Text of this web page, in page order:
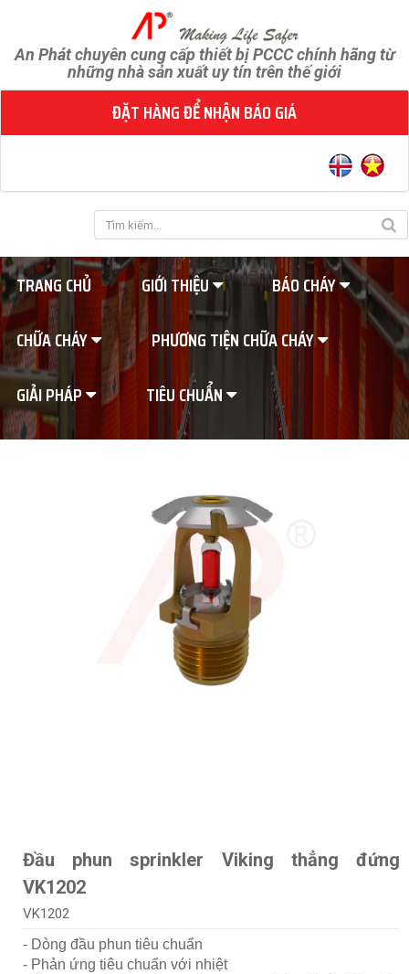
An Phát chuyên cung cấp thiết bị PCCC chính hãng từ
những nhà sản xuất uy tín trên thế giới
ĐẶT HÀNG ĐỂ NHẬN BÁO GIÁ
TRANG CHỦ GIỚI THIỆU
BÁO CHÁY
CHỮA CHÁY
PHƯƠNG TIỆN CHỮA CHÁY
GIẢI PHÁP
TIÊU CHUẨN
Đầu phun sprinkler Viking thẳng đứng
VK1202
VK1202
- Dòng đầu phun tiêu chuẩn
- Phản ứng tiêu chuẩn với nhiệt